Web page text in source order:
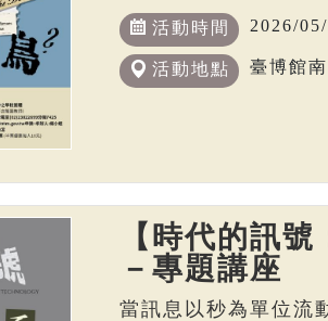
活動時間 2026/
活動地點 臺博館
【時代的訊
－專題講座
當訊息以秒為單位流